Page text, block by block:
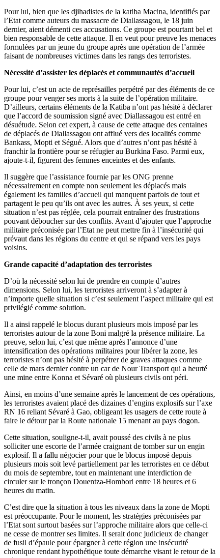
Pour lui, bien que les djihadistes de la katiba Macina, identifiés par
l’Etat comme auteurs du massacre de Diallassagou, le 18 juin
dernier, aient démenti ces accusations. Ce groupe est pourtant bel et
bien responsable de cette attaque. Il en veut pour preuve les menaces
formulées par un jeune du groupe après une opération de l’armée
faisant de nombreuses victimes dans les rangs des terroristes.
Nécessité d’assister les déplacés et communautés d’accueil
Pour lui, c’est un acte de représailles perpétré par des éléments de ce
groupe pour venger ses morts à la suite de l’opération militaire.
D’ailleurs, certains éléments de la Katiba n’ont pas hésité à déclarer
que l’accord de soumission signé avec Diallassagou est entré en
désuétude. Selon cet expert, à cause de cette attaque des centaines
de déplacés de Diallassagou ont afflué vers des localités comme
Bankass, Mopti et Ségué. Alors que d’autres n’ont pas hésité à
franchir la frontière pour se réfugier au Burkina Faso. Parmi eux,
ajoute-t-il, figurent des femmes enceintes et des enfants.
Il suggère que l’assistance fournie par les ONG prenne
nécessairement en compte non seulement les déplacés mais
également les familles d’accueil qui manquent parfois de tout et
partagent le peu qu’ils ont avec les autres. À ses yeux, si cette
situation n’est pas réglée, cela pourrait entraîner des frustrations
pouvant déboucher sur des conflits. Avant d’ajouter que l’approche
militaire préconisée par l’Etat ne peut mettre fin à l’insécurité qui
prévaut dans les régions du centre et qui se répand vers les pays
voisins.
Grande capacité d’adaptation des terroristes
D’où la nécessité selon lui de prendre en compte d’autres
dimensions. Selon lui, les terroristes arriveront à s’adapter à
n’importe quelle situation si c’est seulement l’aspect militaire qui est
privilégié comme solution.
Il a ainsi rappelé le blocus durant plusieurs mois imposé par les
terroristes autour de la zone Boni malgré la présence militaire. La
preuve, selon lui, c’est que même après l’annonce d’une
intensification des opérations militaires pour libérer la zone, les
terroristes n’ont pas hésité à perpétrer de graves attaques comme
celle de mars dernier contre un car de Nour Transport qui a heurté
une mine entre Konna et Sévaré où plusieurs civils ont péri.
Ainsi, en moins d’une semaine après le lancement de ces opérations,
les terroristes avaient placé des dizaines d’engins explosifs sur l’axe
RN 16 reliant Sévaré à Gao, obligeant les usagers de cette route à
faire le détour par la Route nationale 15 menant au pays dogon.
Cette situation, souligne-t-il, avait poussé des civils à ne plus
solliciter une escorte de l’armée craignant de tomber sur un engin
explosif. Il a fallu négocier pour que le blocus imposé depuis
plusieurs mois soit levé partiellement par les terroristes en ce début
du mois de septembre, tout en maintenant une interdiction de
circuler sur le tronçon Douentza-Hombori entre 18 heures et 6
heures du matin.
C’est dire que la situation à tous les niveaux dans la zone de Mopti
est préoccupante. Pour le moment, les stratégies préconisées par
l’Etat sont surtout basées sur l’approche militaire alors que celle-ci
ne cesse de montrer ses limites. Il serait donc judicieux de changer
de fusil d’épaule pour épargner à cette région une insécurité
chronique rendant hypothétique toute démarche visant le retour de la